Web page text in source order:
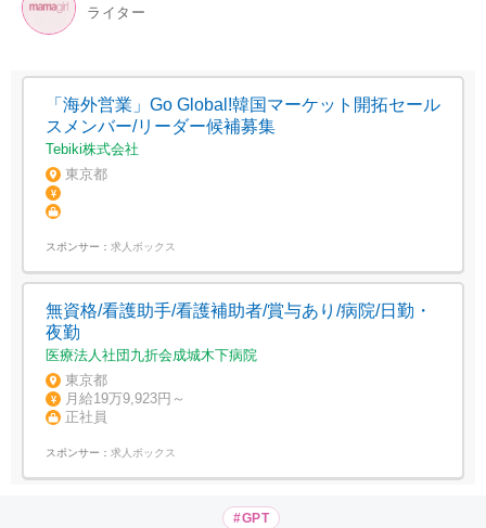
ライター
「海外営業」Go Global!韓国マーケット開拓セール
スメンバー/リーダー候補募集
Tebiki株式会社
東京都
スポンサー： 求人ボックス
無資格/看護助手/看護補助者/賞与あり/病院/日勤・
夜勤
医療法人社団九折会成城木下病院
東京都
月給19万9,923円～
正社員
スポンサー： 求人ボックス
#GPT